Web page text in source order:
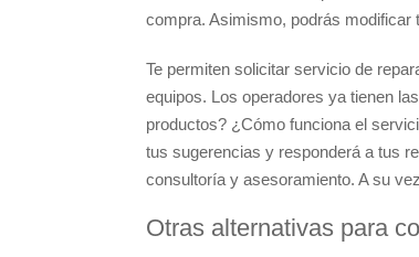
compra. Asimismo, podrás modificar
Te permiten solicitar servicio de
equipos. Los operadores ya tienen
productos? ¿Cómo funciona el
tus sugerencias y responderá a tus
consultoría y asesoramiento. A su
Otras alternativas para